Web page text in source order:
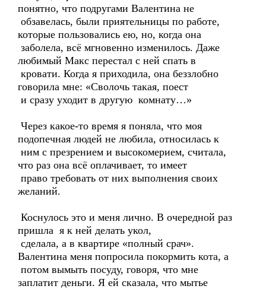
понятно, что подругами Валентина не
обзавелась, были приятельницы по работе,
которые пользовались ею, но, когда она
заболела, всё мгновенно изменилось. Даже
любимый Макс перестал с ней спать в
кровати. Когда я приходила, она беззлобно
говорила мне: «Сволочь такая, поест
и сразу уходит в другую комнату…»
Через какое-то время я поняла, что моя
подопечная людей не любила, относилась к
ним с презрением и высокомерием, считала,
что раз она всё оплачивает, то имеет
право требовать от них выполнения своих
желаний.
Коснулось это и меня лично. В очередной раз
пришла я к ней делать укол,
сделала, а в квартире «полный срач».
Валентина меня попросила покормить кота, а
потом вымыть посуду, говоря, что мне
заплатит деньги. Я ей сказала, что мытье